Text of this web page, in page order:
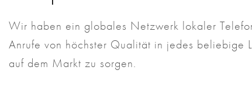
Wir haben ein globales Netzwerk lokaler
Anrufe von höchster Qualität in jedes beliebige
auf dem Markt zu sorgen.